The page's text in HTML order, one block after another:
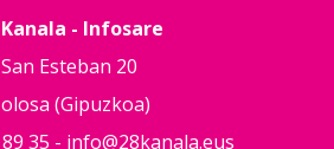
Kanala - Infosare
San Esteban 20
(Gipuzkoa)
35 - info@28kanala.eus